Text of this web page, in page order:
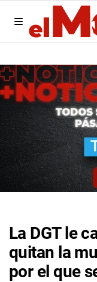
La DGT le
quitan la
por el que